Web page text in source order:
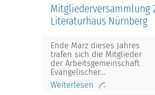
Mitgliederversammlung
Literaturhaus Nürnberg
Ende März dieses Jahres
trafen sich die Mitglieder
der Arbeitsgemeinschaft
Evangelischer…
Weiterlesen